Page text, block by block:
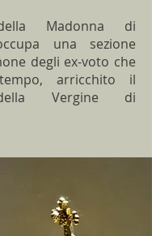
Madonna di
una sezione
degli ex-voto che
arricchito il
Vergine di